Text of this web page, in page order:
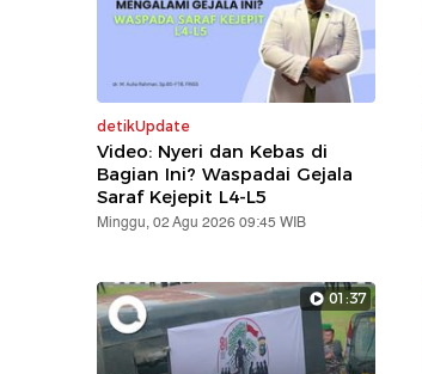
detikUpdate
Video: Nyeri dan Kebas di
Bagian Ini? Waspadai Gejala
Saraf Kejepit L4-L5
Minggu, 02 Agu 2026 09:45 WIB
01:37